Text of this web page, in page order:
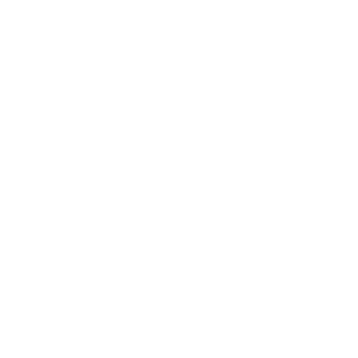
Regensburg ein weiteres Mal